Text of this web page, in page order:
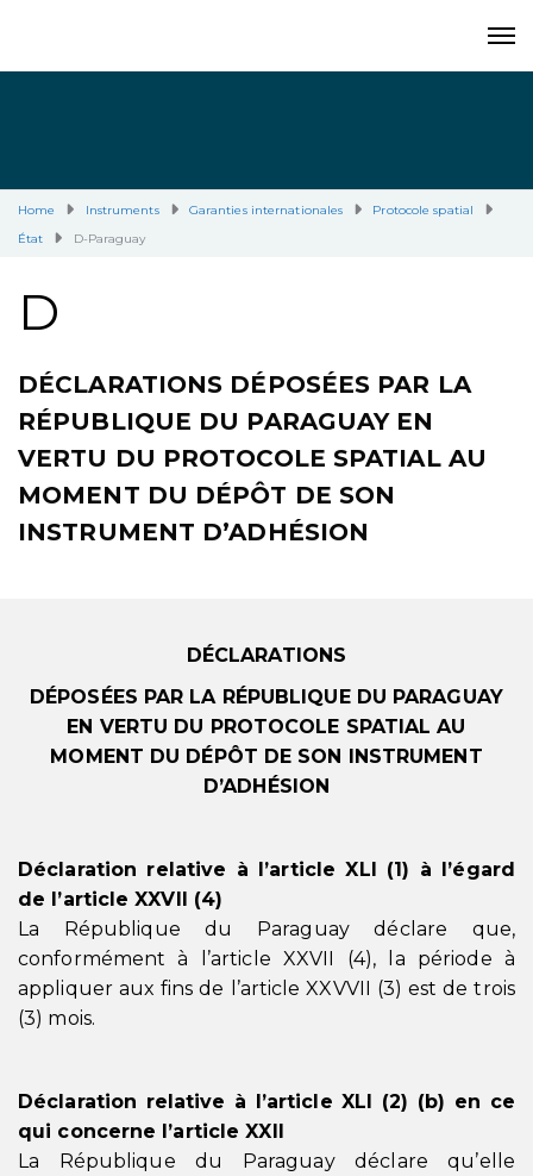
Home Instruments Garanties internationales
Protocole spatial
État
D-Paraguay
D
DÉCLARATIONS DÉPOSÉES PAR LA
RÉPUBLIQUE DU PARAGUAY EN
VERTU DU PROTOCOLE SPATIAL AU
MOMENT DU DÉPÔT DE SON
INSTRUMENT D’ADHÉSION
DÉCLARATIONS
DÉPOSÉES PAR LA RÉPUBLIQUE DU PARAGUAY
EN VERTU DU PROTOCOLE SPATIAL AU
MOMENT DU DÉPÔT DE SON INSTRUMENT
D’ADHÉSION
Déclaration relative à l’article XLI (1) à l’égard
de l’article XXVII (4)
La République du Paraguay déclare que,
conformément à l’article XXVII (4), la période à
appliquer aux fins de l’article XXVVII (3) est de trois
(3) mois.
Déclaration relative à l’article XLI (2) (b) en ce
qui concerne l’article XXII
La République du Paraguay déclare qu’elle